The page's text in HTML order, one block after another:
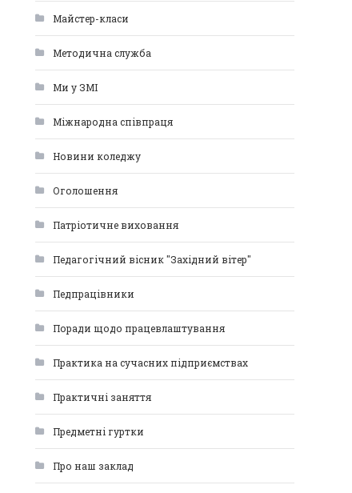
Майстер-класи
Методична служба
Ми у ЗМІ
Міжнародна співпраця
Новини коледжу
Оголошення
Патріотичне виховання
Педагогічний вісник "Західний вітер"
Педпрацівники
Поради щодо працевлаштування
Практика на сучасних підприємствах
Практичні заняття
Предметні гуртки
Про наш заклад